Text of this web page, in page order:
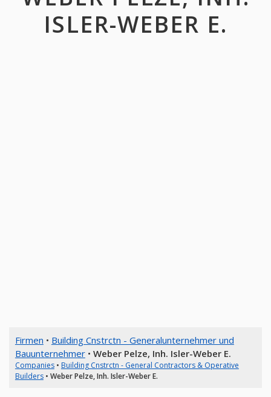
ISLER-WEBER E.
Firmen • Building Cnstrctn - Generalunternehmer und
Bauunternehmer• Weber Pelze, Inh. Isler-Weber E.
Companies• Building Cnstrctn - General Contractors & Operative
Builders• Weber Pelze, Inh. Isler-Weber E.